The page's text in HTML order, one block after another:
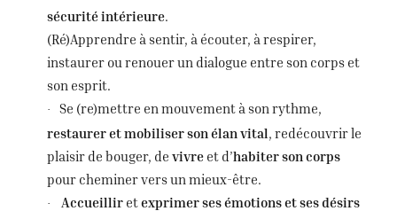
sécurité intérieure.
(Ré)Apprendre à sentir, à écouter, à respirer,
instaurer ou renouer un dialogue entre son corps et
son esprit.
·
Se (re)mettre en mouvement à son rythme,
restaurer et mobiliser son élan vital, redécouvrir le
plaisir de bouger, de vivre et d’habiter son corps
pour cheminer vers un mieux-être.
· Accueillir etexprimer ses émotions et ses désirs